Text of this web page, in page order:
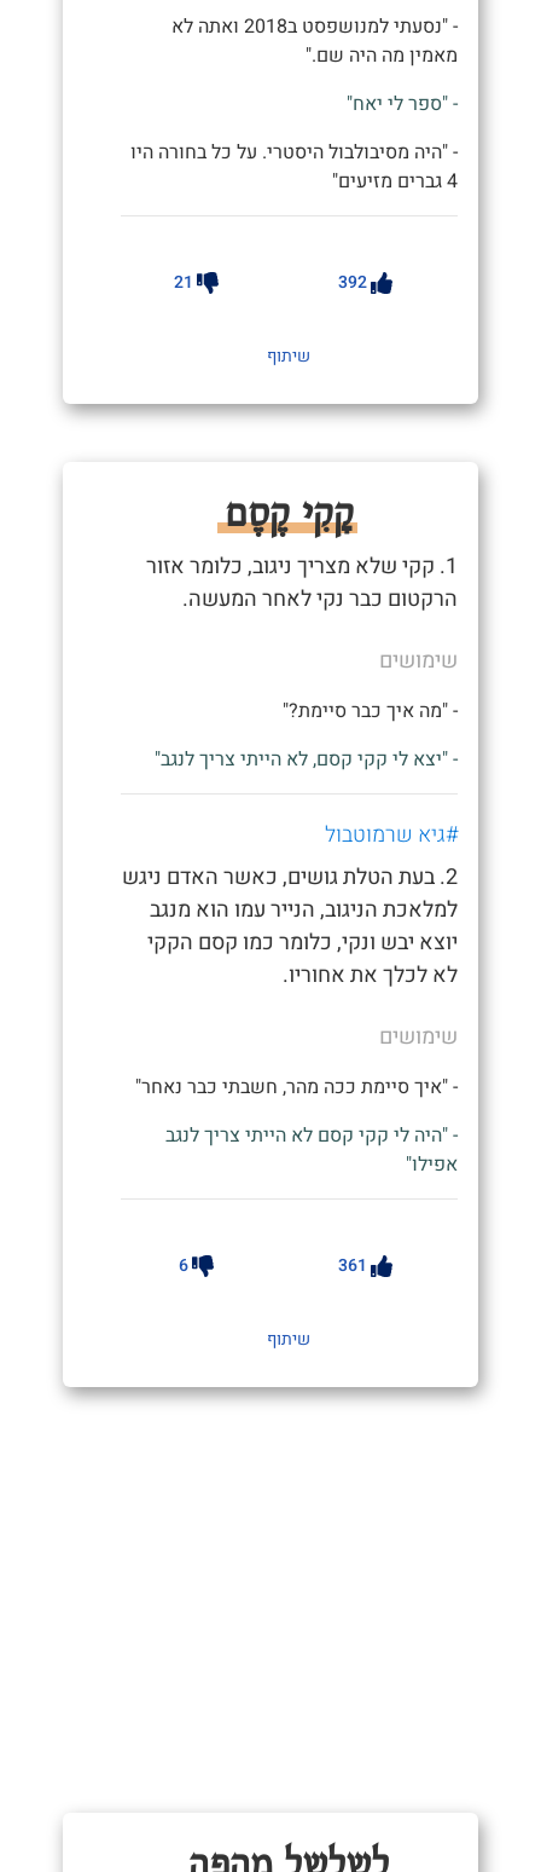
- "נסעתי למנושפסט ב2018 ואתה לא
מאמין מה היה שם."
- "ספר לי יאח"
- "היה מסיבולבול היסטרי. על כל בחורה היו
4 גברים מזיעים"
392
21
שיתוף
קָקִי קֶסֶם
1. קקי שלא מצריך ניגוב, כלומר אזור
הרקטום כבר נקי לאחר המעשה.
שימושים
- "מה איך כבר סיימת?"
- "יצא לי קקי קסם, לא הייתי צריך לנגב"
#גיא שרמוטבול
2. בעת הטלת גושים, כאשר האדם ניגש
למלאכת הניגוב, הנייר עמו הוא מנגב
יוצא יבש ונקי, כלומר כמו קסם הקקי
לא לכלך את אחוריו.
שימושים
- "איך סיימת ככה מהר, חשבתי כבר נאחר"
- "היה לי קקי קסם לא הייתי צריך לנגב
אפילו"
361
6
שיתוף